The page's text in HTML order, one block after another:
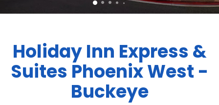
Holiday Inn Express &
Suites Phoenix West -
Buckeye